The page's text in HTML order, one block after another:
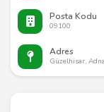
Posta Kodu
09100
Adres
Güzelhisar,